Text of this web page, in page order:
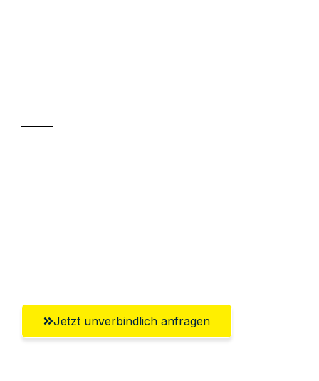
Jetzt unverbindlich anfragen